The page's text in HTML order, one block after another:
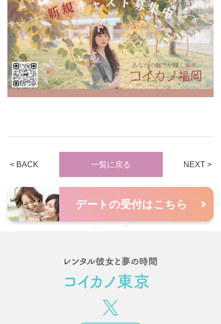
< BACK 一覧に戻る NEXT >
デートの受付はこちら